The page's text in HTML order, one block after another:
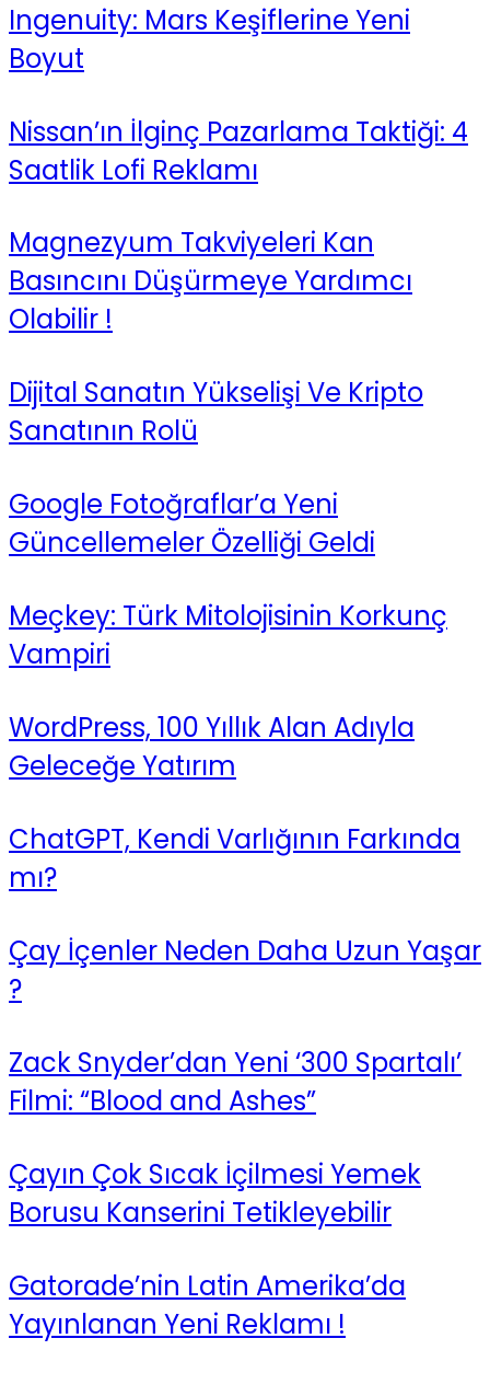
Ingenuity: Mars Keşiflerine Yeni
Boyut
Nissan’ın İlginç Pazarlama Taktiği: 4
Saatlik Lofi Reklamı
Magnezyum Takviyeleri Kan
Basıncını Düşürmeye Yardımcı
Olabilir !
Dijital Sanatın Yükselişi Ve Kripto
Sanatının Rolü
Google Fotoğraflar’a Yeni
Güncellemeler Özelliği Geldi
Meçkey: Türk Mitolojisinin Korkunç
Vampiri
WordPress, 100 Yıllık Alan Adıyla
Geleceğe Yatırım
ChatGPT, Kendi Varlığının Farkında
mı?
Çay İçenler Neden Daha Uzun Yaşar
?
Zack Snyder’dan Yeni ‘300 Spartalı’
Filmi: “Blood and Ashes”
Çayın Çok Sıcak İçilmesi Yemek
Borusu Kanserini Tetikleyebilir
Gatorade’nin Latin Amerika’da
Yayınlanan Yeni Reklamı !